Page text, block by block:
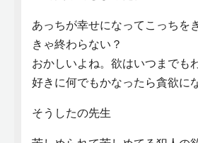
あっちが幸せになってこっちを
きゃ終わらない？
おかしいよね。欲はいつまでも
好きに何でもかなったら貪欲に
そうしたの先生